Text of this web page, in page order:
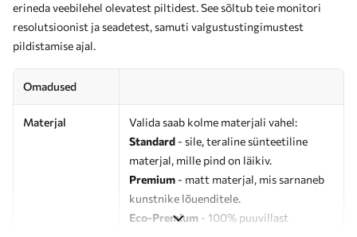
erineda veebilehel olevatest piltidest. See sõltub teie monitori
resolutsioonist ja seadetest, samuti valgustustingimustest
pildistamise ajal.
Omadused
Materjal
Valida saab kolme materjali vahel:
Standard - sile, teraline sünteetiline
materjal, mille pind on läikiv.
Premium - matt materjal, mis sarnaneb
kunstnike lõuenditele.
Eco-Premium - 100% puuvillast